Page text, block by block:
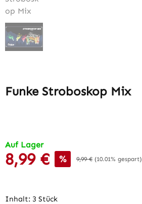
Funke Stroboskop Mix
Auf Lager
Verkaufspreis:
8,99 € % Regulärer Preis:
9,99 € (10.01% gespart)
Inhalt: 3 Stück